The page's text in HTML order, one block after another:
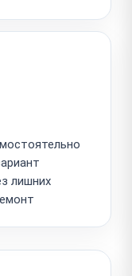
лишних